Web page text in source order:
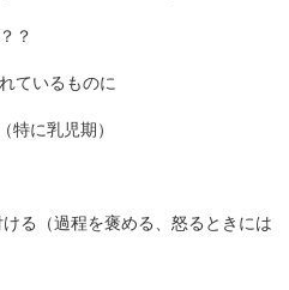
？
ているものに
特に乳児期）
る（過程を褒める、怒るときには